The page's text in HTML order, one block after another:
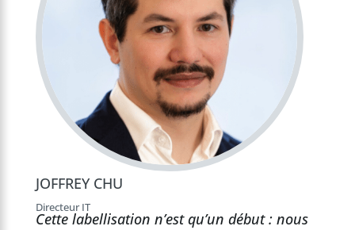
JOFFREY CHU
Directeur IT
Cette labellisation n’est qu’un début : nous